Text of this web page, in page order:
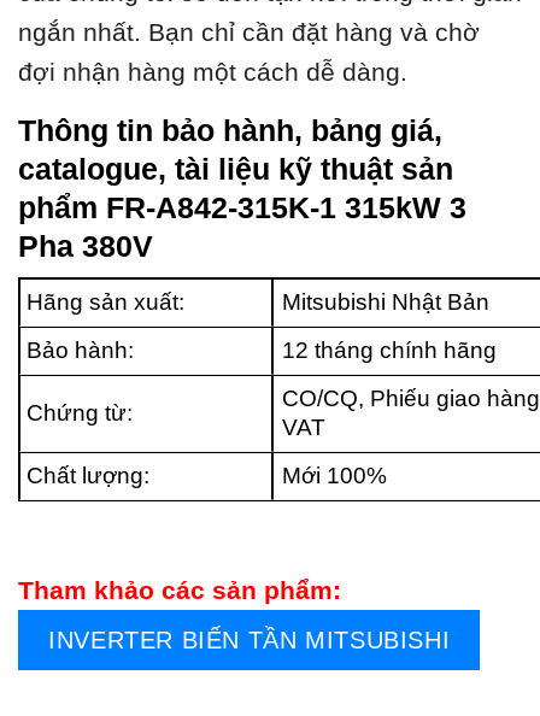
ngắn nhất. Bạn chỉ cần đặt hàng và chờ
đợi nhận hàng một cách dễ dàng.
Thông tin bảo hành, bảng giá,
catalogue, tài liệu kỹ thuật sản
phẩm FR-A842-315K-1 315kW 3
Pha 380V
Hãng sản xuất:
Mitsubishi Nhật Bản
Bảo hành:
12 tháng chính hãng
Chứng từ:
CO/CQ, Phiếu giao
VAT
Chất lượng:
Mới 100%
Tham khảo các sản phẩm:
INVERTER BIẾN TẦN MITSUBISHI